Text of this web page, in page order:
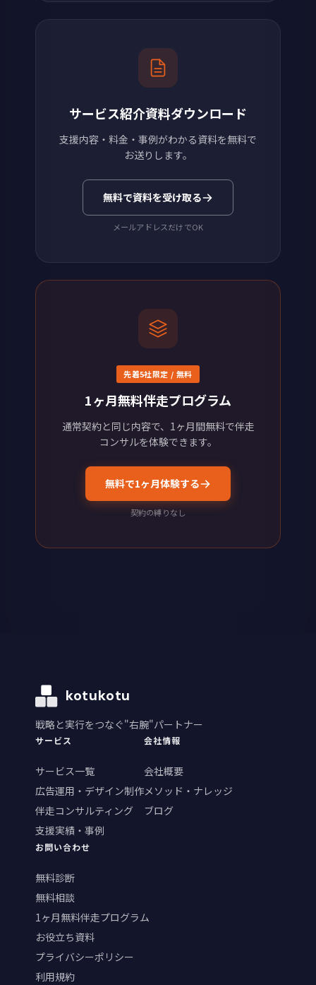
サービス紹介資料ダウンロード
支援内容・料金・事例がわかる資料を無料で
お送りします。
無料で資料を受け取る
メールアドレスだけでOK
先着5社限定 / 無料
1ヶ月無料伴走プログラム
通常契約と同じ内容で、1ヶ月間無料で伴走
コンサルを体験できます。
無料で1ヶ月体験する
契約の縛りなし
kotukotu
戦略と実行をつなぐ"右腕"パートナー
サービス
サービス一覧
広告運用・デザイン制作
伴走コンサルティング
支援実績・事例
会社情報
会社概要
メソッド・ナレッジ
ブログ
お問い合わせ
無料診断
無料相談
1ヶ月無料伴走プログラム
お役立ち資料
プライバシーポリシー
利用規約